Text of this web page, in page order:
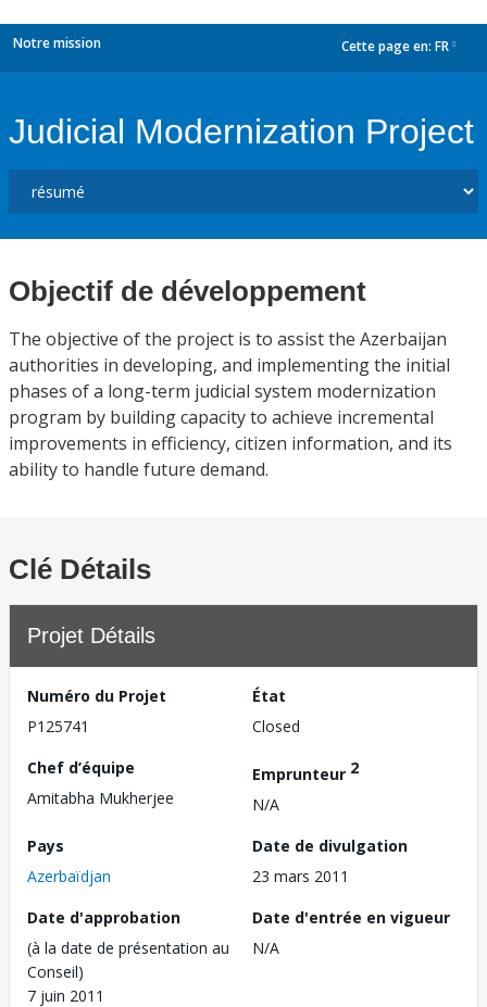
Notre mission Cette page en: FR
Judicial Modernization Project
Objectif de développement
The objective of the project is to assist the Azerbaijan
authorities in developing, and implementing the initial
phases of a long-term judicial system modernization
program by building capacity to achieve incremental
improvements in efficiency, citizen information, and its
ability to handle future demand.
Clé Détails
Projet Détails
Numéro du Projet
P125741
État
Closed
Chef d’équipe
Amitabha Mukherjee
Emprunteur 2
N/A
Pays
Azerbaïdjan
Date de divulgation
23 mars 2011
Date d'approbation
(à la date de présentation au
Conseil)
7 juin 2011
Date d'entrée en vigueur
N/A